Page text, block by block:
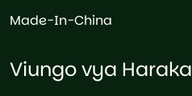
Made-In-China
Viungo vya Haraka